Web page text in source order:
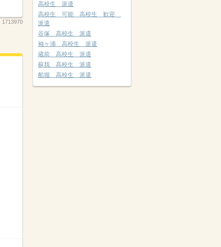
1713970
高校生 派遣
高校生 可能 高校生 歓迎
派遣
谷塚 高校生 派遣
袖ヶ浦 高校生 派遣
蔵前 高校生 派遣
蘇我 高校生 派遣
船堀 高校生 派遣